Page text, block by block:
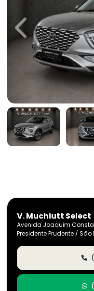
Previous
V. Muchiutt Select
Avenida Joaquim
Presidente Prudente / São